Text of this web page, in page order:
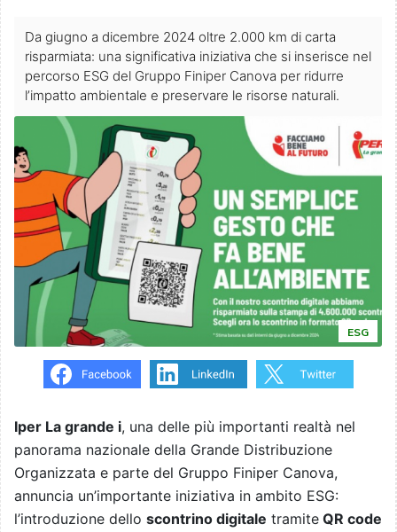
Da giugno a dicembre 2024 oltre 2.000 km di carta
risparmiata: una significativa iniziativa che si inserisce nel
percorso ESG del Gruppo Finiper Canova per ridurre
l’impatto ambientale e preservare le risorse naturali.
ESG
Iper La grande i, una delle più importanti realtà nel
panorama nazionale della Grande Distribuzione
Organizzata e parte del Gruppo Finiper Canova,
annuncia un’importante iniziativa in ambito ESG:
l’introduzione dello scontrino digitale tramite QR code